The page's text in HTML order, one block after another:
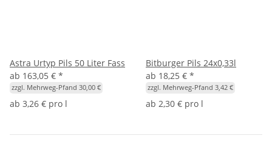
Astra Urtyp Pils 50 Liter Fass
ab 163,05 € *
zzgl. Mehrweg-Pfand 30,00 €
ab 3,26 € pro l
Bitburger Pils 24x0,33l
ab 18,25 € *
zzgl. Mehrweg-Pfand 3,42 €
ab 2,30 € pro l